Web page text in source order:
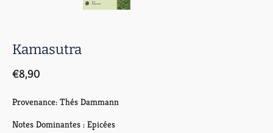
Kamasutra
€8,90
Provenance: Thés Dammann
Notes Dominantes : Epicées